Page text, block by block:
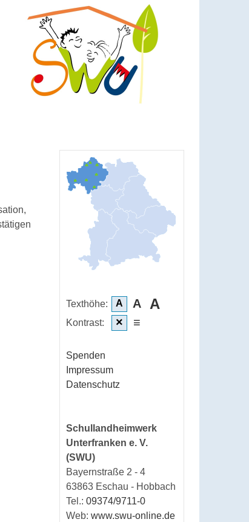
Texthöhe: A A A
Kontrast: × ≡
Spenden
Impressum
Datenschutz
Schullandheimwerk
Unterfranken e. V.
(SWU)
Bayernstraße 2 - 4
63863 Eschau - Hobbach
Tel.: 09374/9711-0
Web: www.swu-online.de